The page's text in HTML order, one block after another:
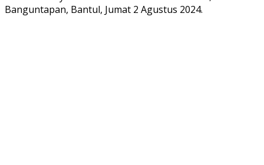
Banguntapan, Bantul, Jumat 2 Agustus 2024.